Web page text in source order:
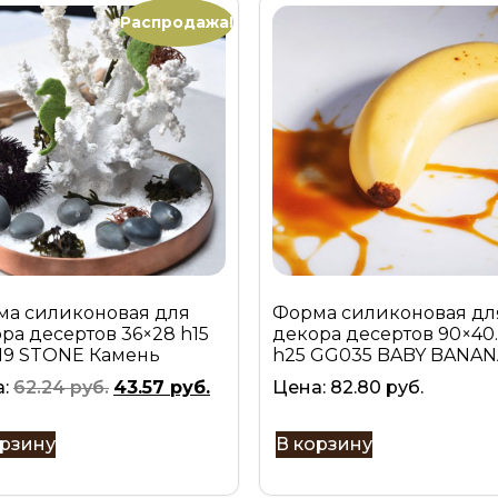
Распродажа!
силиконовая для
десертов 36×28 h15
STONE Камень
62.24руб. 43.57 руб.
Форма силиконовая
декора десертов
h25 GG035 BABY
Цена: 82.80 руб.
В корзину